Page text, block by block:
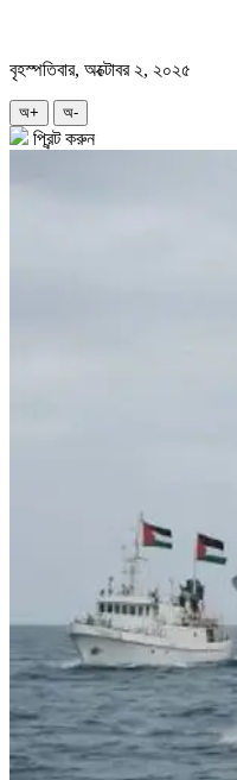
বৃহস্পতিবার, অক্টোবর ২, ২০২৫
অ+ অ-
প্রিন্ট করুন